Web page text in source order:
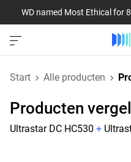
WD named Most Ethical for
Start Alle producten
Producten
Ultrastar DC HC530 +